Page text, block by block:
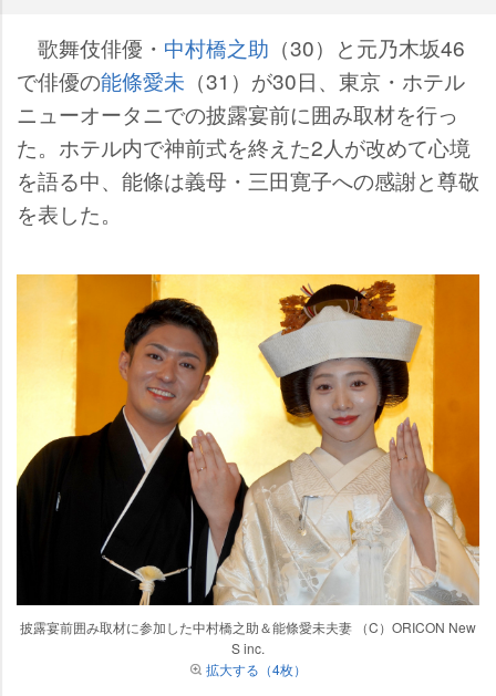
歌舞伎俳優・ 中村橋之助 （30）と元乃木坂46
で俳優の能條愛未 （31）が30日、東京・ホテル
ニューオータニでの披露宴前に囲み取材を行っ
た。ホテル内で神前式を終えた2人が改めて心境
を語る中、能條は義母・三田寛子への感謝と尊敬
を表した。
披露宴前囲み取材に参加した中村橋之助＆能條愛未夫妻 （C）ORICON New
S inc.
拡大する（4枚）